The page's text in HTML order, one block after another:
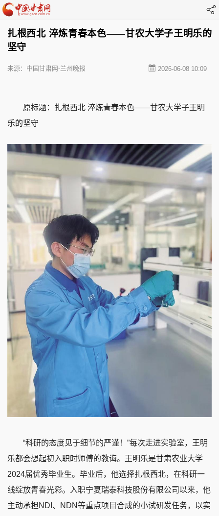
扎根西北 淬炼青春本色——甘农大学子王明乐的
坚守
2026-06-08 10:09
来源：中国甘肃网-兰州晚报
原标题：扎根西北 淬炼青春本色——甘农大学子王明
乐的坚守
“科研的态度见于细节的严谨！”每次走进实验室，王明
乐都会想起初入职时师傅的教诲。王明乐是甘肃农业大学
2024届优秀毕业生。毕业后，他选择扎根西北，在科研一
线绽放青春光彩。入职宁夏瑞泰科技股份有限公司以来，他
主动承担NDI、NDN等重点项目合成的小试研发任务，以实